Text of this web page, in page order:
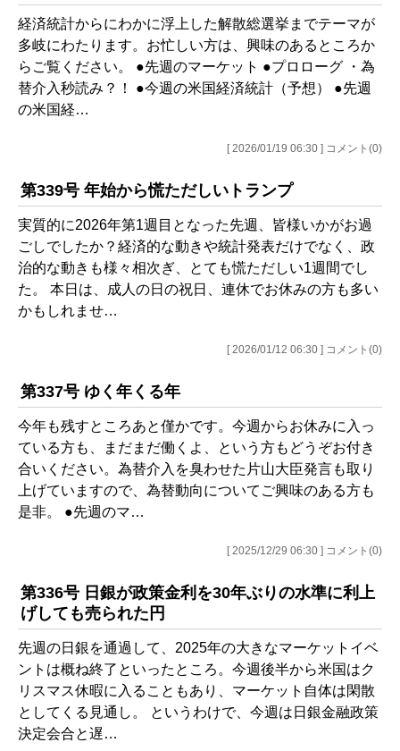
経済統計からにわかに浮上した解散総選挙までテーマが
多岐にわたります。お忙しい方は、興味のあるところか
らご覧ください。 ●先週のマーケット ●プロローグ ・為
替介入秒読み？！ ●今週の米国経済統計（予想） ●先週
の米国経…
[ 2026/01/19 06:30 ] コメント(0)
第339号 年始から慌ただしいトランプ
実質的に2026年第1週目となった先週、皆様いかがお過
ごしでしたか？経済的な動きや統計発表だけでなく、政
治的な動きも様々相次ぎ、とても慌ただしい1週間でし
た。 本日は、成人の日の祝日、連休でお休みの方も多い
かもしれませ…
[ 2026/01/12 06:30 ] コメント(0)
第337号 ゆく年くる年
今年も残すところあと僅かです。今週からお休みに入っ
ている方も、まだまだ働くよ、という方もどうぞお付き
合いください。為替介入を臭わせた片山大臣発言も取り
上げていますので、為替動向についてご興味のある方も
是非。 ●先週のマ…
[ 2025/12/29 06:30 ] コメント(0)
第336号 日銀が政策金利を30年ぶりの水準に利上
げしても売られた円
先週の日銀を通過して、2025年の大きなマーケットイベ
ントは概ね終了といったところ。今週後半から米国はク
リスマス休暇に入ることもあり、マーケット自体は閑散
としてくる見通し。 というわけで、今週は日銀金融政策
決定会合と遅…